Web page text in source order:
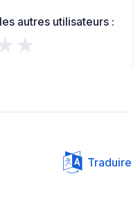
autres utilisateurs :
Traduire